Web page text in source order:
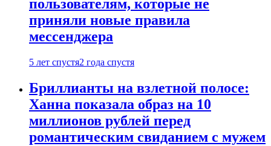
пользователям, которые не
приняли новые правила
мессенджера
5 лет спустя2 года спустя
Бриллианты на взлетной полосе:
Ханна показала образ на 10
миллионов рублей перед
романтическим свиданием с мужем